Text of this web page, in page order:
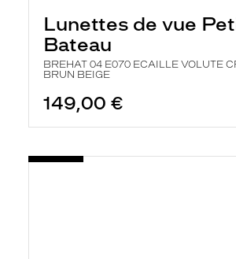
Lunettes de vue
Bateau
BREHAT 04 E070 ECAILLE VOLUTE
BRUN BEIGE
149,00 €